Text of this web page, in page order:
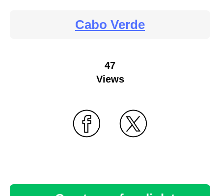
Cabo Verde
47
Views